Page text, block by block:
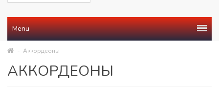
Menu
Аккордеоны
АККОРДЕОНЫ